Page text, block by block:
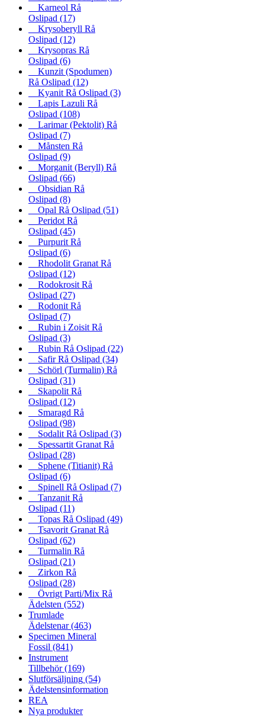
Karneol Rå
Oslipad (17)
Krysoberyll Rå
Oslipad (12)
Krysopras Rå
Oslipad (6)
Kunzit (Spodumen)
Rå Oslipad (12)
Kyanit Rå Oslipad (3)
Lapis Lazuli Rå
Oslipad (108)
Larimar (Pektolit) Rå
Oslipad (7)
Månsten Rå
Oslipad (9)
Morganit (Beryll) Rå
Oslipad (66)
Obsidian Rå
Oslipad (8)
Opal Rå Oslipad (51)
Peridot Rå
Oslipad (45)
Purpurit Rå
Oslipad (6)
Rhodolit Granat Rå
Oslipad (12)
Rodokrosit Rå
Oslipad (27)
Rodonit Rå
Oslipad (7)
Rubin i Zoisit Rå
Oslipad (3)
Rubin Rå Oslipad (22)
Safir Rå Oslipad (34)
Schörl (Turmalin) Rå
Oslipad (31)
Skapolit Rå
Oslipad (12)
Smaragd Rå
Oslipad (98)
Sodalit Rå Oslipad (3)
Spessartit Granat Rå
Oslipad (28)
Sphene (Titianit) Rå
Oslipad (6)
Spinell Rå Oslipad (7)
Tanzanit Rå
Oslipad (11)
Topas Rå Oslipad (49)
Tsavorit Granat Rå
Oslipad (62)
Turmalin Rå
Oslipad (21)
Zirkon Rå
Oslipad (28)
Övrigt Parti/Mix Rå
Ädelsten (552)
Trumlade
Ädelstenar(463)
Specimen Mineral
Fossil (841)
Instrument
Tillbehör(169)
Slutförsäljning (54)
Ädelstensinformation
REA
Nya produkter